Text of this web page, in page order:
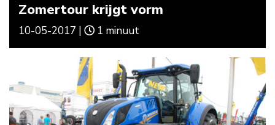
Zomertour krijgt vorm
10-05-2017 | 1 minuut